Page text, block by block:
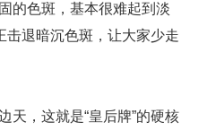
的色斑，基本很难起到淡
击退暗沉色斑，让大家少走
天，这就是“皇后牌”的硬核